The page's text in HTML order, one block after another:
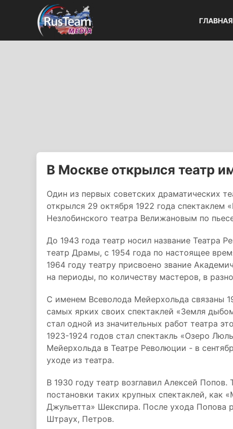
ГЛАВНАЯ
В Москве открылся театр
Один из первых советских драматических
открылся 29 октября 1922 года
Незлобинского театра Велижановым по
До 1943 года театр носил название Театра
театр Драмы, с 1954 года по настоящее
1964 году театру присвоено звание
на периоды, по количеству мастеров, в
С именем Всеволода Мейерхольда связаны
самых ярких своих спектаклей «Земля
стал одной из значительных работ театра
1923-1924 годов стал спектакль «Озеро
Мейерхольда в Театре Революции - в
уходе из театра.
В 1930 году театр возглавил Алексей
постановки таких крупных спектаклей, как
Джульетта» Шекспира. После ухода Попова
Штраух, Петров.